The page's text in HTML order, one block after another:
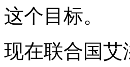
这个目标。
现在联合国艾